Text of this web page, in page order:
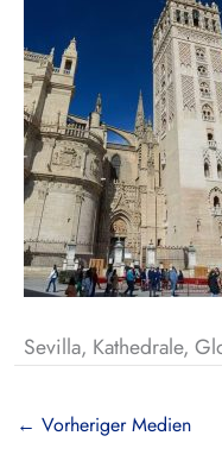
Sevilla, Kathedrale,
← Vorheriger Medien